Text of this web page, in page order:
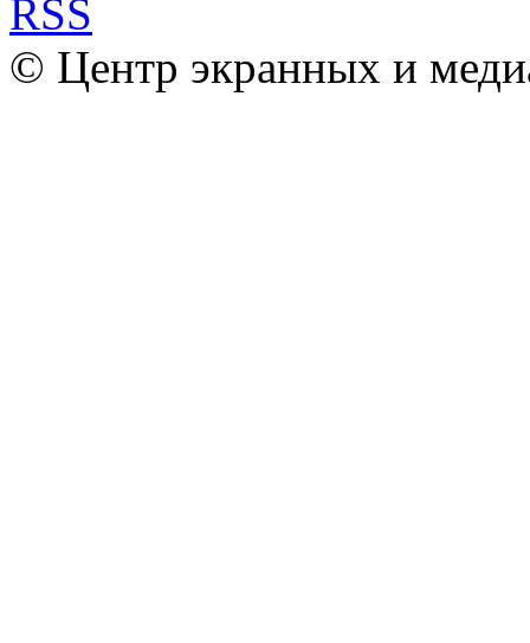
© Центр экранных и